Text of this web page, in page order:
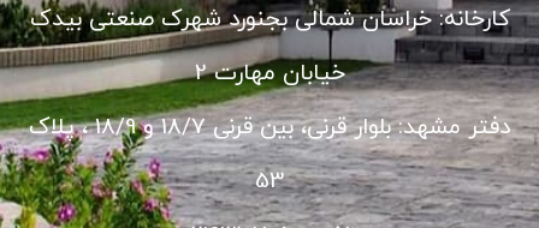
کارخانه: خراسان شمالی بجنورد شهرک صنعتی بیدک
خیابان مهارت 2
دفتر مشهد: بلوار قرنی، بین قرنی 18/7 و 18/9 ، پلاک
53